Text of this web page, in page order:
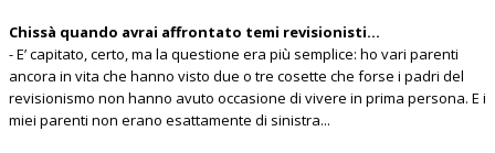
Chissà quando avrai affrontato temi revisionisti...
- E’ capitato, certo, ma la questione era più semplice: ho vari parenti
ancora in vita che hanno visto due o tre cosette che forse i padri del
revisionismo non hanno avuto occasione di vivere in prima persona. E i
miei parenti non erano esattamente di sinistra...